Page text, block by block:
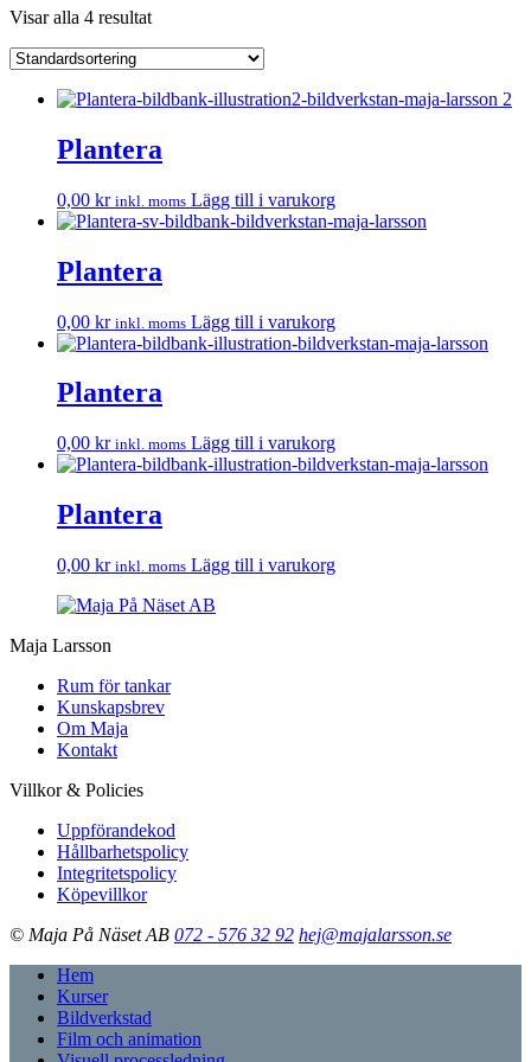
Visar alla 4 resultat
Plantera
0,00 kr inkl. moms Lägg till i varukorg
Plantera
0,00 kr inkl. moms Lägg till i varukorg
Plantera
0,00 kr inkl. moms Lägg till i varukorg
Plantera
0,00 kr inkl. moms Lägg till i varukorg
Maja Larsson
Rum för tankar
Kunskapsbrev
Om Maja
Kontakt
Villkor & Policies
Uppförandekod
Hållbarhetspolicy
Integritetspolicy
Köpevillkor
© Maja På Näset AB 072 - 576 32 92 hej@majalarsson.se
Hem
Kurser
Bildverkstad
Film och animation